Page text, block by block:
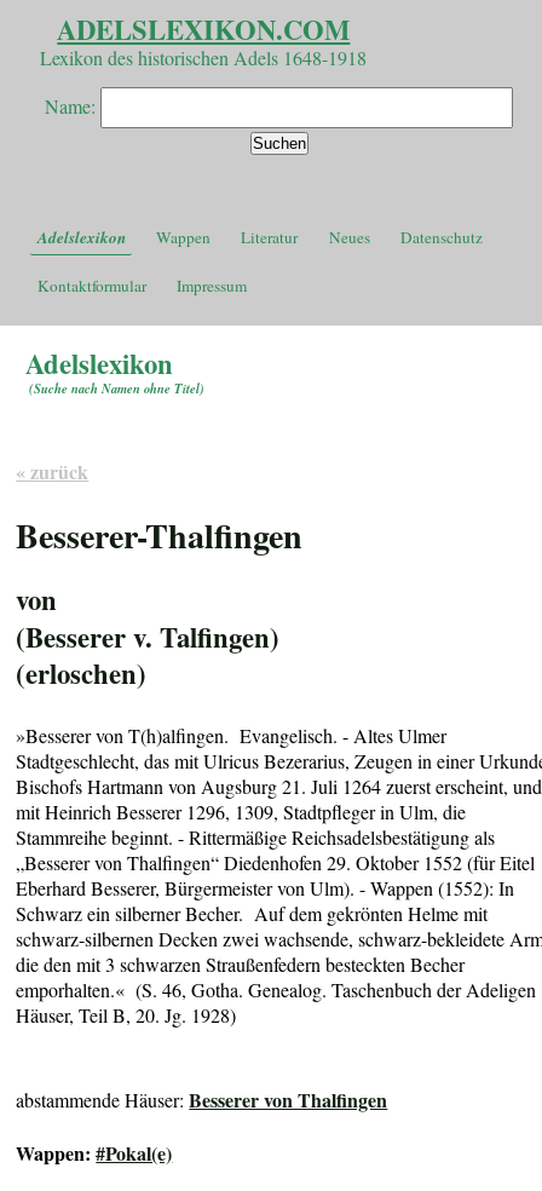
ADELSLEXIKON.COM
Lexikon des historischen Adels 1648-1918
Name:
Adelslexikon Wappen Literatur Neues Datenschutz
Kontaktformular Impressum
Adelslexikon
(Suche nach Namen ohne Titel)
« zurück
Besserer-Thalfingen
von
(Besserer v. Talfingen)
(erloschen)
»Besserer von T(h)alfingen.Evangelisch. - Altes Ulmer
Stadtgeschlecht, das mit Ulricus Bezerarius, Zeugen in einer
Bischofs Hartmann von Augsburg 21. Juli 1264 zuerst erscheint, und
mit Heinrich Besserer 1296, 1309, Stadtpfleger in Ulm, die
Stammreihe beginnt. - Rittermäßige Reichsadelsbestätigung als
„Besserer von Thalfingen“ Diedenhofen 29. Oktober 1552 (für Eitel
Eberhard Besserer, Bürgermeister von Ulm). - Wappen(1552):In
Schwarz ein silberner Becher. Auf dem gekrönten Helme mit
schwarz-silbernen Decken zwei wachsende, schwarz-bekleidete
die den mit 3 schwarzen Straußenfedern besteckten Becher
emporhalten.« (S. 46, Gotha. Genealog. Taschenbuch der Adeligen
Häuser, Teil B, 20. Jg. 1928)
abstammende Häuser:Besserer von Thalfingen
Wappen:#Pokal(e)